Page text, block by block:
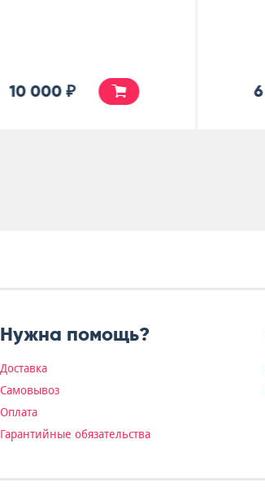
6 500 ₽
Нужна помощь?
Доставка
Самовывоз
Оплата
Гарантийные обязательства